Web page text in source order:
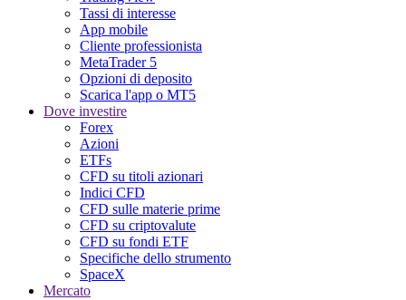
Tassi di interesse
App mobile
Cliente professionista
MetaTrader 5
Opzioni di deposito
Scarica l'app o MT5
Dove investire
Forex
Azioni
ETFs
CFD su titoli azionari
Indici CFD
CFD sulle materie prime
CFD su criptovalute
CFD su fondi ETF
Specifiche dello strumento
SpaceX
Mercato